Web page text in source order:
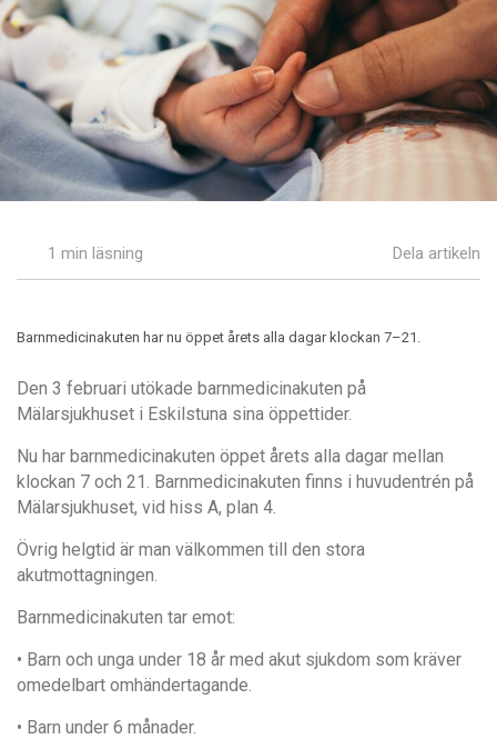
1 min läsning Dela artikeln
Barnmedicinakuten har nu öppet årets alla dagar klockan 7–21.
Den 3 februari utökade barnmedicinakuten på
Mälarsjukhuset i Eskilstuna sina öppettider.
Nu har barnmedicinakuten öppet årets alla dagar mellan
klockan 7 och 21. Barnmedicinakuten finns i huvudentrén på
Mälarsjukhuset, vid hiss A, plan 4.
Övrig helgtid är man välkommen till den stora
akutmottagningen.
Barnmedicinakuten tar emot:
• Barn och unga under 18 år med akut sjukdom som kräver
omedelbart omhändertagande.
• Barn under 6 månader.